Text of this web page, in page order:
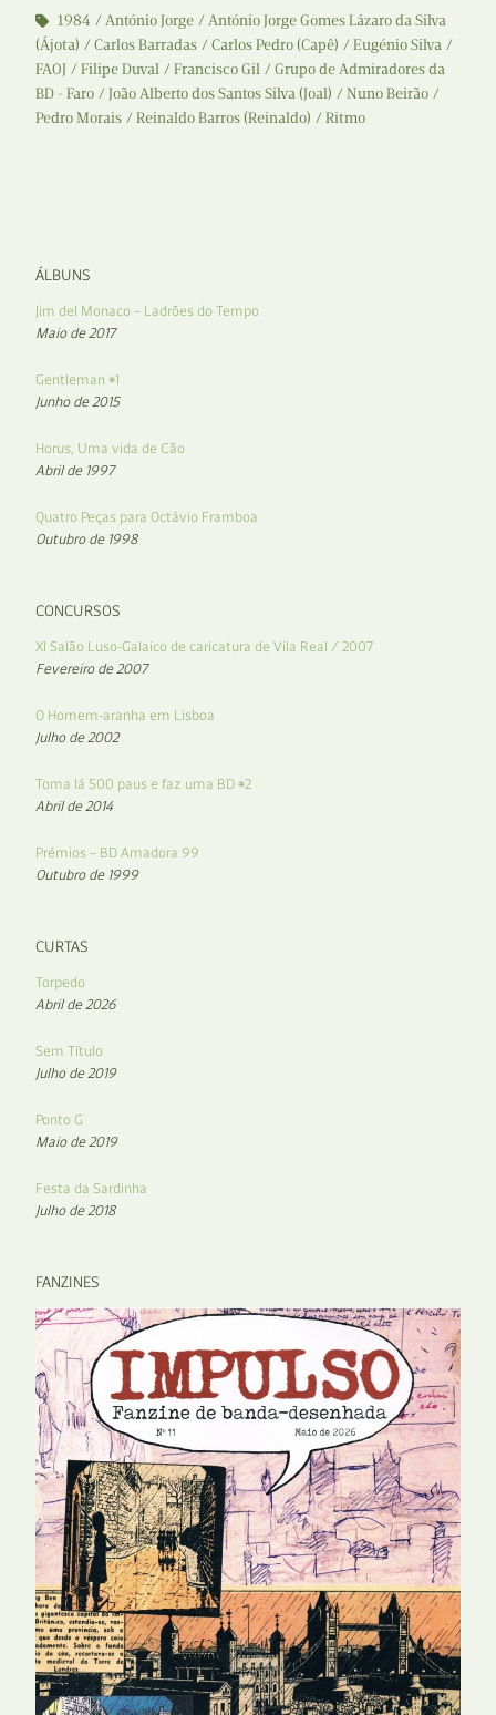
1984
António Jorge
António Jorge Gomes Lázaro da Silva
(Ájota)
Carlos Barradas Carlos Pedro (Capê)
Eugénio Silva
FAOJ
Filipe Duval Francisco Gil
Grupo de Admiradores da
BD - Faro
João Alberto dos Santos Silva (Joal)
Nuno Beirão
Pedro Morais
Reinaldo Barros (Reinaldo) Ritmo
ÁLBUNS
Jim del Monaco – Ladrões do Tempo
Maio de 2017
Gentleman #1
Junho de 2015
Horus, Uma vida de Cão
Abril de 1997
Quatro Peças para Octávio Framboa
Outubro de 1998
CONCURSOS
XI Salão Luso-Galaico de caricatura de Vila Real / 2007
Fevereiro de 2007
O Homem-aranha em Lisboa
Julho de 2002
Toma lá 500 paus e faz uma BD #2
Abril de 2014
Prémios – BD Amadora 99
Outubro de 1999
CURTAS
Torpedo
Abril de 2026
Sem Título
Julho de 2019
Ponto G
Maio de 2019
Festa da Sardinha
Julho de 2018
FANZINES